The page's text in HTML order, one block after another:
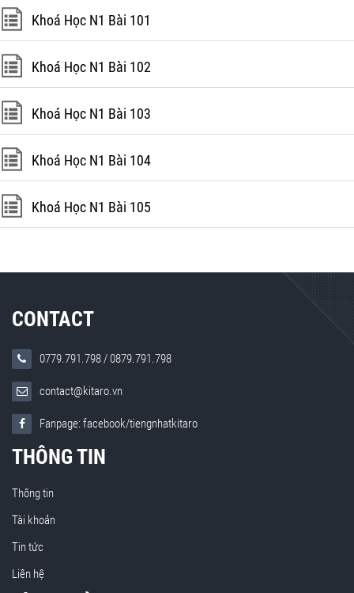
Khoá Học N1 Bài 101
Khoá Học N1 Bài 102
Khoá Học N1 Bài 103
Khoá Học N1 Bài 104
Khoá Học N1 Bài 105
CONTACT
0779.791.798/0879.791.798
contact@kitaro.vn
Fanpage: facebook/tiengnhatkitaro
THÔNG TIN
Thông tin
Tài khoản
Tin tức
Liên hệ